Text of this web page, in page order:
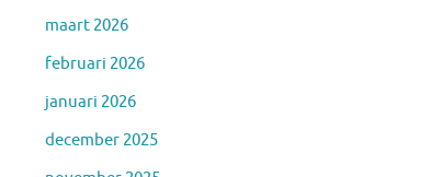
maart 2026
februari 2026
januari 2026
december 2025